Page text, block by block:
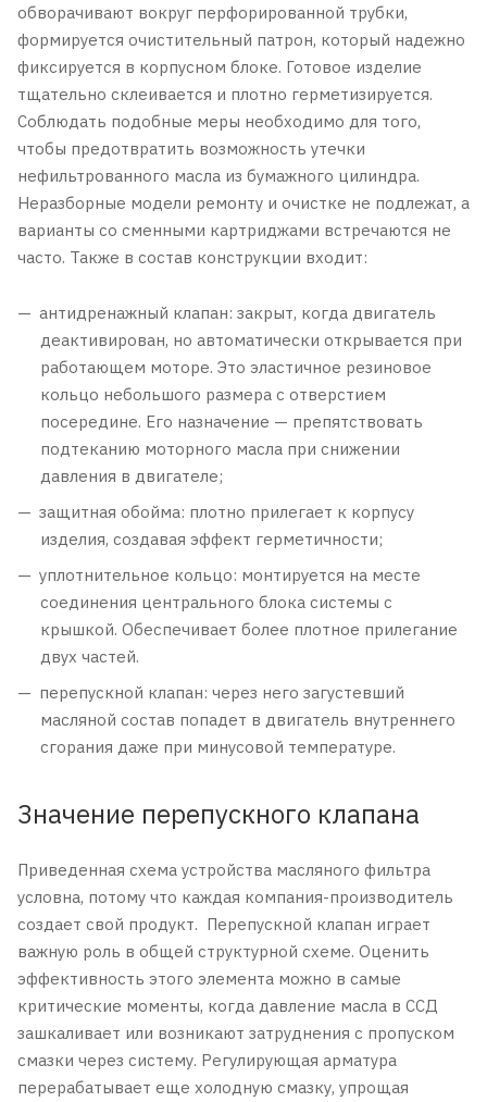
обворачивают вокруг перфорированной трубки,
формируется очистительный патрон, который надежно
фиксируется в корпусном блоке. Готовое изделие
тщательно склеивается и плотно герметизируется.
Соблюдать подобные меры необходимо для того,
чтобы предотвратить возможность утечки
нефильтрованного масла из бумажного цилиндра.
Неразборные модели ремонту и очистке не подлежат, а
варианты со сменными картриджами встречаются не
часто. Также в состав конструкции входит:
антидренажный клапан: закрыт, когда двигатель
деактивирован, но автоматически открывается при
работающем моторе. Это эластичное резиновое
кольцо небольшого размера с отверстием
посередине. Его назначение — препятствовать
подтеканию моторного масла при снижении
давления в двигателе;
защитная обойма: плотно прилегает к корпусу
изделия, создавая эффект герметичности;
уплотнительное кольцо: монтируется на месте
соединения центрального блока системы с
крышкой. Обеспечивает более плотное прилегание
двух частей.
перепускной клапан: через него загустевший
масляной состав попадет в двигатель внутреннего
сгорания даже при минусовой температуре.
Значение перепускного клапана
Приведенная схема устройства масляного фильтра
условна, потому что каждая компания-производитель
создает свой продукт. Перепускной клапан играет
важную роль в общей структурной схеме. Оценить
эффективность этого элемента можно в самые
критические моменты, когда давление масла в ССД
зашкаливает или возникают затруднения с пропуском
смазки через систему. Регулирующая арматура
перерабатывает еще холодную смазку, упрощая